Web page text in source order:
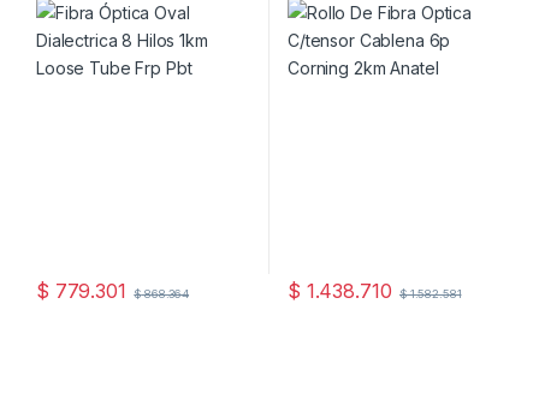
$ 779.301 $868.364 $ 1.438.710 $1.582.581